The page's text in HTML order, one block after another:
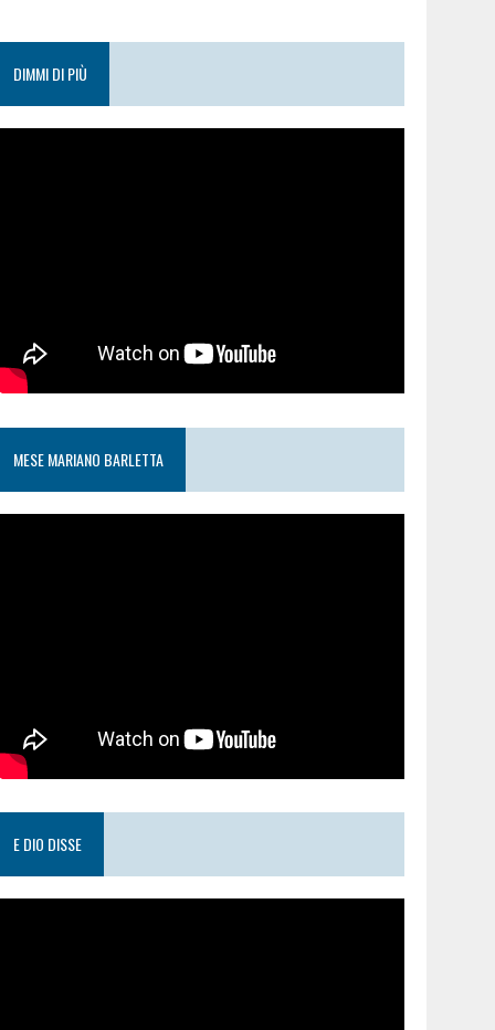
DIMMI DI PIÙ
MESE MARIANO BARLETTA
E DIO DISSE